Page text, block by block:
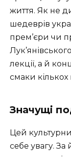
життя. Як не
шедеврів
прем’єри чи
лекції, а й
смаки
Значущі
Цей
себе увагу. За